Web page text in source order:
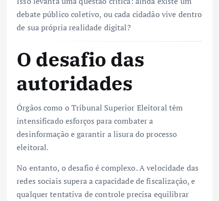
debate público coletivo, ou cada cidadão vive dentro
de sua própria realidade digital?
O desafio das
autoridades
Órgãos como o Tribunal Superior Eleitoral têm
intensificado esforços para combater a
desinformação e garantir a lisura do processo
eleitoral.
No entanto, o desafio é complexo. A velocidade das
redes sociais supera a capacidade de fiscalização, e
qualquer tentativa de controle precisa equilibrar